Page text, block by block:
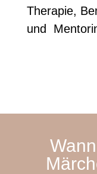
Therapie,
und